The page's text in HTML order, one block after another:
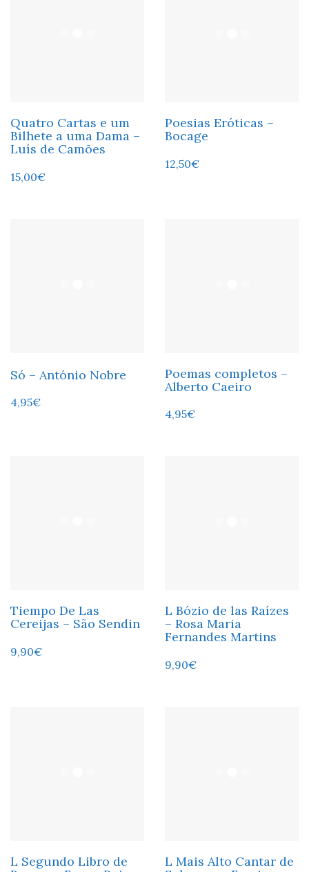
Quatro Cartas e um
Bilhete a uma Dama –
Luís de Camões
15,00€
Poesias Eróticas –
Bocage
12,50€
Só – António Nobre
4,95€
Poemas completos –
Alberto Caeiro
4,95€
Tiempo De Las
Cereijas – São Sendin
9,90€
L Bózio de las Raízes
– Rosa Maria
Fernandes Martins
9,90€
L Segundo Libro de
L Mais Alto Cantar de